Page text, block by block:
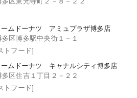
ームドーナツ アミュプラザ博多店
区博多駅中央街１－１
フード]
ームドーナツ キャナルシティ博多店
区住吉１丁目２－２２
フード]